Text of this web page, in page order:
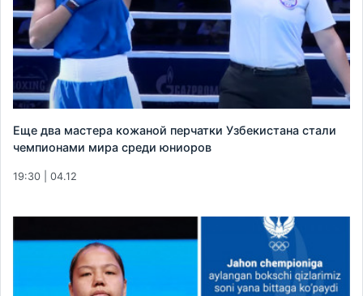
Еще два мастера кожаной перчатки Узбекистана стали
чемпионами мира среди юниоров
19:30 | 04.12